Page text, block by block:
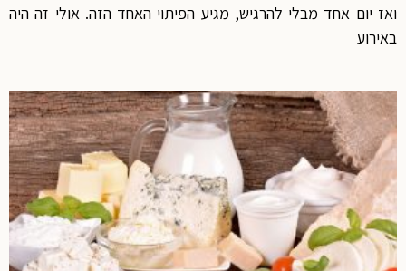
ואז יום אחד מבלי להרגיש, מגיע הפיתוי האחד הזה. אולי זה היה
באירוע